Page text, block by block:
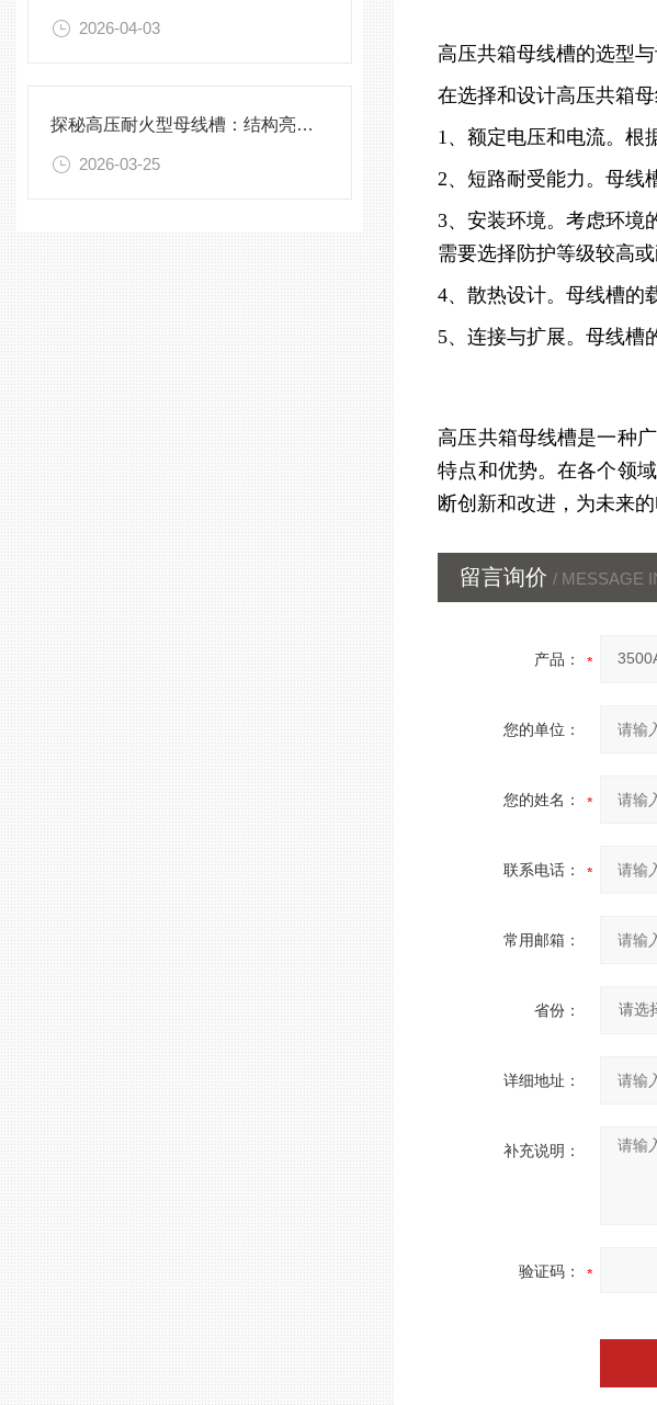
2026-04-03
探秘高压耐火型母线槽：结构亮点与实用效能
2026-03-25
高压共箱母线槽的选型与
在选择和设计高压共箱
1、额定电压和电流。根
2、短路耐受能力。母线
3、安装环境。考虑环境
需要选择防护等级较高
4、散热设计。母线槽的
5、连接与扩展。母线槽
高压共箱母线槽是一种
特点和优势。在各个领
断创新和改进，为未来
留言询价 / MESSAGE
产品：
您的单位：
您的姓名：
联系电话：
常用邮箱：
省份：
详细地址：
补充说明：
验证码：